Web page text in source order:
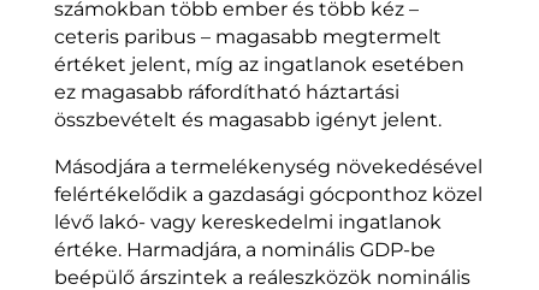
számokban több ember és több kéz –
ceteris paribus – magasabb megtermelt
értéket jelent, míg az ingatlanok esetében
ez magasabb ráfordítható háztartási
összbevételt és magasabb igényt jelent.
Másodjára a termelékenység növekedésével
felértékelődik a gazdasági gócponthoz közel
lévő lakó- vagy kereskedelmi ingatlanok
értéke. Harmadjára, a nominális GDP-be
beépülő árszintek a reáleszközök nominális